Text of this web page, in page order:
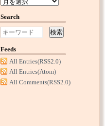
Search
検索
Feeds
All Entries(RSS2.0)
All Entries(Atom)
All Comments(RSS2.0)